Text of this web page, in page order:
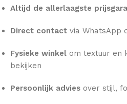
Altijd de allerlaagste
Direct contact via WhatsApp
Fysieke winkel om textuur en
bekijken
Persoonlijk advies over stijl,